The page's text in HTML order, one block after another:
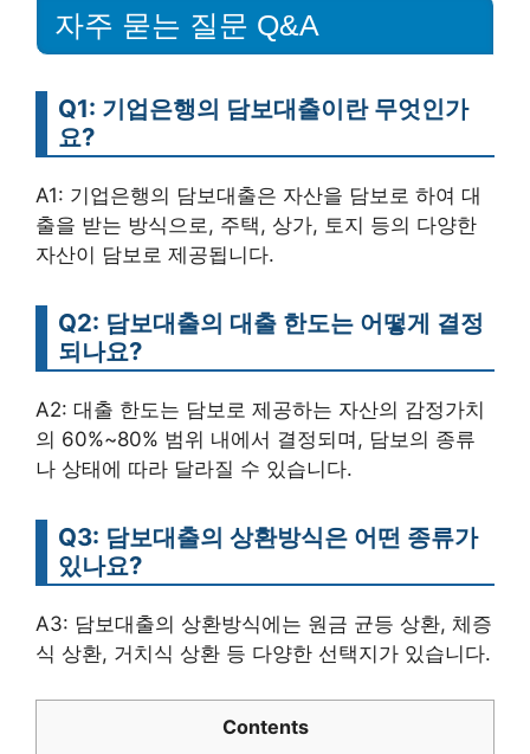
자주 묻는 질문 Q&A
Q1: 기업은행의 담보대출이란 무엇인가
요?
A1: 기업은행의 담보대출은 자산을 담보로 하여 대
출을 받는 방식으로, 주택, 상가, 토지 등의 다양한
자산이 담보로 제공됩니다.
Q2: 담보대출의 대출 한도는 어떻게 결정
되나요?
A2: 대출 한도는 담보로 제공하는 자산의 감정가치
의 60%~80% 범위 내에서 결정되며, 담보의 종류
나 상태에 따라 달라질 수 있습니다.
Q3: 담보대출의 상환방식은 어떤 종류가
있나요?
A3: 담보대출의 상환방식에는 원금 균등 상환, 체증
식 상환, 거치식 상환 등 다양한 선택지가 있습니다.
Contents